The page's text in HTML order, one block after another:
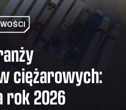
ciężarowych:
rok 2026